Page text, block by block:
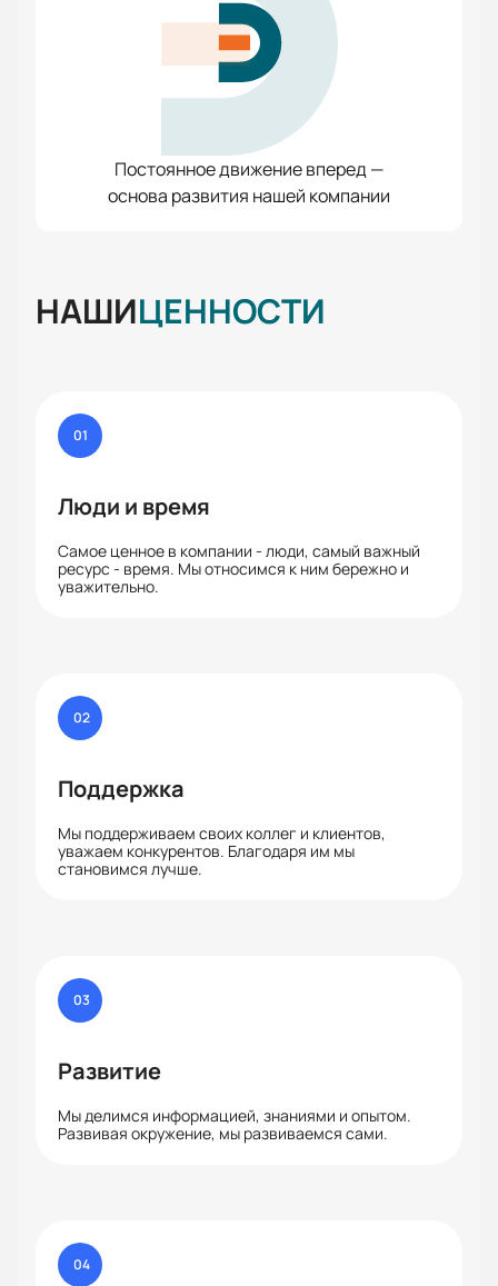
Постоянное движение вперед —
основа развития нашей компании
НАШИЦЕННОСТИ
01
Люди и время
Самое ценное в компании - люди, самый важный
ресурс - время. Мы относимся к ним бережно и
уважительно.
02
Поддержка
Мы поддерживаем своих коллег и клиентов,
уважаем конкурентов. Благодаря им мы
становимся лучше.
03
Развитие
Мы делимся информацией, знаниями и опытом.
Развивая окружение, мы развиваемся сами.
04